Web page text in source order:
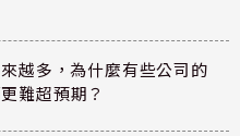
越多，為什麼有些公司的
難超預期？